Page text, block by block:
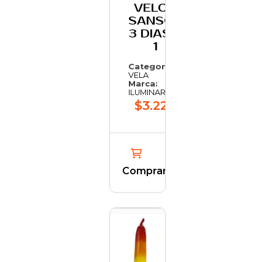
VELON
SANSON
3 DIAS X
1
Categoría:
VELA
Marca:
ILUMINARTE
$3.223,33
Comprar